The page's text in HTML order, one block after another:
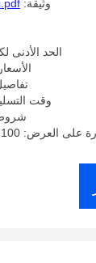
وثيقة:
الحد الأدنى لكمية:
وقت التسليم: 15
العرض: 100 مجموعة / شهر